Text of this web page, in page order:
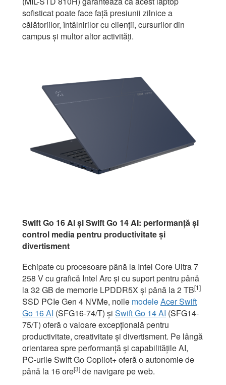
sofisticat poate face față presiunii zilnice a
călătoriilor, întâlnirilor cu clienții, cursurilor din
campus și multor altor activități.
Swift Go 16 AI și Swift Go 14 AI: performanță și
control media pentru productivitate și
divertisment
Echipate cu procesoare până la Intel Core Ultra 7
258 V cu grafică Intel Arc și cu suport pentru până
la 32 GB de memorie LPDDR5X și până la 2 TB[1]
SSD PCIe Gen 4 NVMe, noile modeleAcer Swift
Go 16 AI (SFG16-74/T) și Swift Go 14 AI (SFG14-
75/T) oferă o valoare excepțională pentru
productivitate, creativitate și divertisment. Pe lângă
orientarea spre performanță și capabilitățile AI,
PC-urile Swift Go Copilot+ oferă o autonomie de
până la 16 ore[3] de navigare pe web.